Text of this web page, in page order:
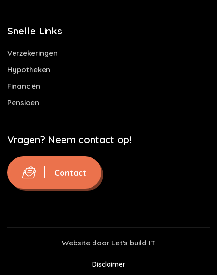
Snelle Links
Verzekeringen
Hypotheken
Financiën
Pensioen
Vragen? Neem contact op!
Contact
Website door Let's build IT
Disclaimer